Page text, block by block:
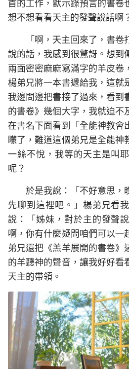
首的工作，默示錄預言的書卷
想不想看看天主的發聲說話啊
「啊，天主回來了，書
說的話，我感到很驚訝。想到
兩面密密麻麻寫滿字的羊皮卷
楊弟兄將一本書遞給我，這就
我邊問邊把書接了過來，看到
的書卷》幾個大字，我就迫不
在書名下面看到「全能神教會
矇了，難道這個弟兄是全能神
一絲不悅，我等的天主是叫
呢？
於是我說：「不好意思，
先聊到這裡吧。」楊弟兄看
說：「姊妹，對於主的發聲
啊，你有什麼疑問咱們可以一
弟兄還把《羔羊展開的書卷》
的羊聽神的聲音，讓我好好看
天主的帶領。